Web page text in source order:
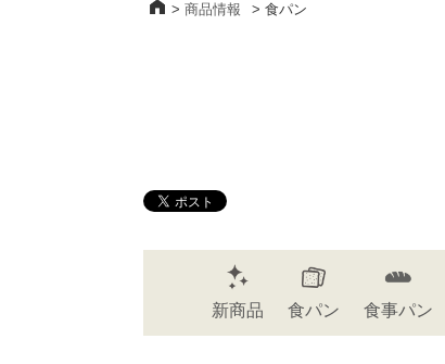
> 商品情報 > 食パン
新商品 食パン 食事パン